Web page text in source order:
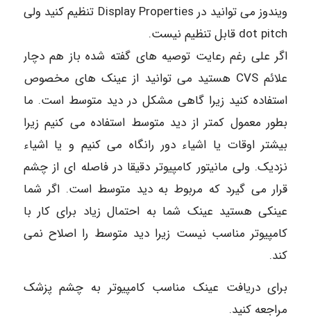
ویندوز می توانید در Display Properties تنظیم کنید ولی
dot pitch قابل تنظیم نیست.
اگر علی رغم رعایت توصیه های گفته شده باز هم دچار
علائم CVS هستید می توانید از عینک های مخصوص
استفاده کنید زیرا گاهی مشکل در دید متوسط است. ما
بطور معمول کمتر از دید متوسط استفاده می کنیم زیرا
بیشتر اوقات یا اشیاء دور رانگاه می کنیم و یا اشیاء
نزدیک. ولی مانیتور کامپیوتر دقیقا در فاصله ای از چشم
قرار می گیرد که مربوط به دید متوسط است. اگر شما
عینکی هستید عینک شما به احتمال زیاد برای کار با
کامپیوتر مناسب نیست زیرا دید متوسط را اصلاح نمی
کند.
برای دریافت عینک مناسب کامپیوتر به چشم پزشک
مراجعه کنید.